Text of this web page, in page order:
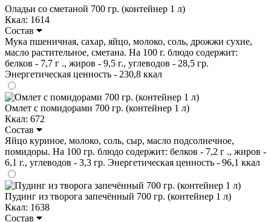
Оладьи со сметаной 700 гр. (контейнер 1 л)
Ккал: 1614
Состав
Мука пшеничная, сахар, яйцо, молоко, соль, дрожжи сухие,
масло растительное, сметана. На 100 г. блюдо содержит:
белков - 7,7 г ., жиров - 9,5 г., углеводов - 28,5 гр.
Энергетическая ценность - 230,8 ккал
Омлет с помидорами 700 гр. (контейнер 1 л)
Ккал: 672
Состав
Яйцо куриное, молоко, соль, сыр, масло подсолнечное,
помидоры. На 100 гр. блюдо содержит: белков - 7,2 г ., жиров -
6,1 г., углеводов - 3,3 гр. Энергетическая ценность - 96,1 ккал
Пудинг из творога запечённый 700 гр. (контейнер 1 л)
Ккал: 1638
Состав